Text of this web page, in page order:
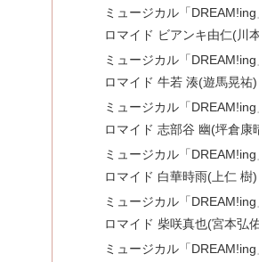
ミュージカル「
ロマイド ビアンキ由仁(川
ミュージカル「
ロマイド 牛若 湊(遊馬晃祐)
ミュージカル「
ロマイド 志部谷 幽(坪倉康
ミュージカル「
ロマイド 白華時雨(上仁 樹)
ミュージカル「
ロマイド 柴咲真也(宮本弘
ミュージカル「